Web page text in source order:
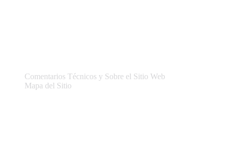
Comentarios Técnicos y Sobre el Sitio Web
Mapa del Sitio